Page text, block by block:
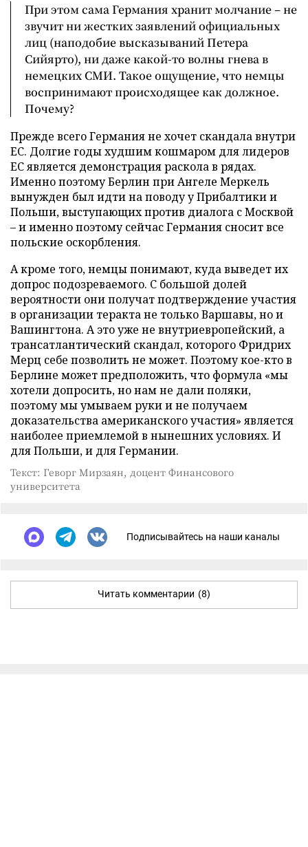
При этом сама Германия хранит молчание – не
звучит ни жестких заявлений официальных
лиц (наподобие высказываний Петера
Сийярто), ни даже какой-то волны гнева в
немецких СМИ. Такое ощущение, что немцы
воспринимают происходящее как должное.
Почему?
Прежде всего Германия не хочет скандала внутри
ЕС. Долгие годы худшим кошмаром для лидеров
ЕС является демонстрация раскола в рядах.
Именно поэтому Берлин при Ангеле Меркель
вынужден был идти на поводу у Прибалтики и
Польши, выступающих против диалога с Москвой
– и именно поэтому сейчас Германия сносит все
польские оскорбления.
А кроме того, немцы понимают, куда выведет их
допрос подозреваемого. С большой долей
вероятности они получат подтверждение участия
в организации теракта не только Варшавы, но и
Вашингтона. А это уже не внутриевропейский, а
трансатлантический скандал, которого Фридрих
Мерц себе позволить не может. Поэтому кое-кто в
Берлине может предположить, что формула «мы
хотели допросить, но нам не дали поляки,
поэтому мы умываем руки и не получаем
доказательства американского участия» является
наиболее приемлемой в нынешних условиях. И
для Польши, и для Германии.
Текст: Геворг Мирзаян, доцент Финансового
университета
Подписывайтесь на наши каналы
Читать комментарии (8)